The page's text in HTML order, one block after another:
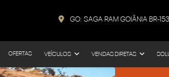
GO: SAGA RAM GOIÂNIA BR-153
OFERTAS VEÍCULOS VENDAS DIRETAS